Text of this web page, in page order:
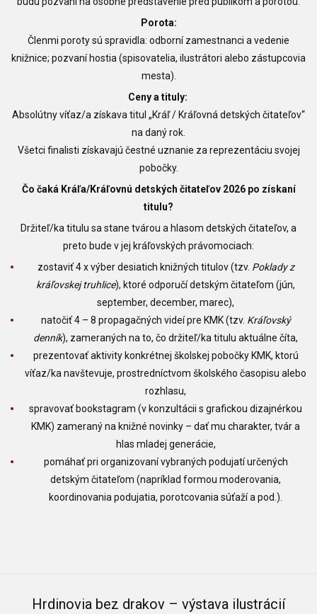
Porota:
Členmi poroty sú spravidla: odborní zamestnanci a vedenie
knižnice; pozvaní hostia (spisovatelia, ilustrátori alebo zástupcovia
mesta).
Ceny a tituly:
Absolútny víťaz/a získava titul „Kráľ / Kráľovná detských čitateľov“
na daný rok.
Všetci finalisti získavajú čestné uznanie za reprezentáciu svojej
pobočky.
Čo čaká Kráľa/Kráľovnú detských čitateľov 2026 po získaní
titulu?
Držiteľ/ka titulu sa stane tvárou a hlasom detských čitateľov, a
preto bude v jej kráľovských právomociach:
zostaviť 4 x výber desiatich knižných titulov (tzv. Poklady z
kráľovskej truhlice), ktoré odporučí detským čitateľom (jún,
september, december, marec),
natočiť 4 – 8 propagačných videí pre KMK (tzv. Kráľovský
denník), zameraných na to, čo držiteľ/ka titulu aktuálne číta,
prezentovať aktivity konkrétnej školskej pobočky KMK, ktorú
víťaz/ka navštevuje, prostredníctvom školského časopisu alebo
rozhlasu,
spravovať bookstagram (v konzultácii s grafickou dizajnérkou
KMK) zameraný na knižné novinky – dať mu charakter, tvár a
hlas mladej generácie,
pomáhať pri organizovaní vybraných podujatí určených
detským čitateľom (napríklad formou moderovania,
koordinovania podujatia, porotcovania súťaží a pod.).
Hrdinovia bez drakov – výstava ilustrácií